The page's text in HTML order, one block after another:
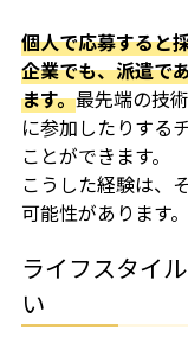
個人で応募すると
企業でも、派遣で
ます。最先端の技
に参加したりする
ことができます。
こうした経験は、
可能性があります。
ライフスタイ
い